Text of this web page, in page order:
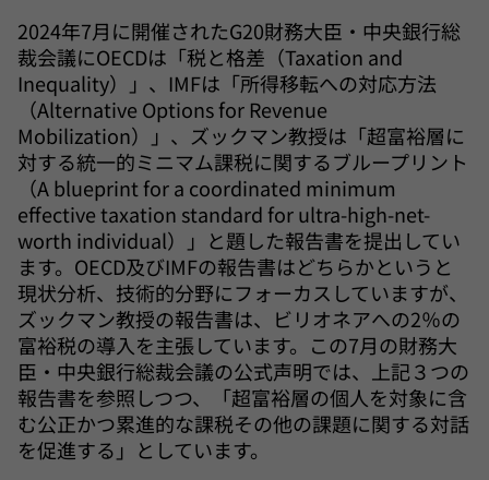
2024年7月に開催されたG20財務大臣・中央銀行総
裁会議にOECDは「税と格差（Taxation and
Inequality）」、IMFは「所得移転への対応方法
（Alternative Options for Revenue
Mobilization）」、ズックマン教授は「超富裕層に
対する統一的ミニマム課税に関するブループリント
（A blueprint for a coordinated minimum
effective taxation standard for ultra-high-net-
worth individual）」と題した報告書を提出してい
ます。OECD及びIMFの報告書はどちらかというと
現状分析、技術的分野にフォーカスしていますが、
ズックマン教授の報告書は、ビリオネアへの2％の
富裕税の導入を主張しています。この7月の財務大
臣・中央銀行総裁会議の公式声明では、上記３つの
報告書を参照しつつ、「超富裕層の個人を対象に含
む公正かつ累進的な課税その他の課題に関する対話
を促進する」としています。